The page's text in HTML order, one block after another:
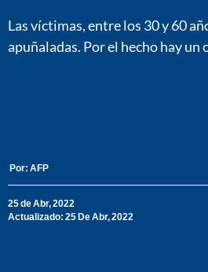
Las víctimas, entre los 30 y 60
apuñaladas. Por el hecho hay un
Por: AFP
25 de Abr, 2022
Actualizado: 25 De Abr, 2022